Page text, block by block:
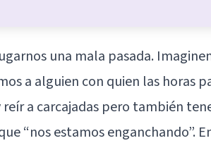
una mala pasada.
a alguien con quien las horas
a carcajadas pero también
“nos estamos enganchando”.